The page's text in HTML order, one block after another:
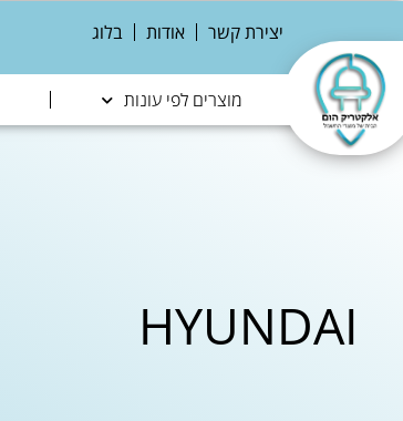
יצירת קשר אודות בלוג
מוצרים לפי עונות
HYUNDAI